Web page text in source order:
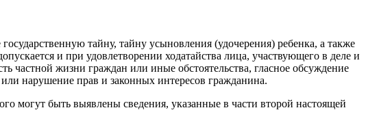
тайну, тайну усыновления (удочерения) ребенка, а также
и при удовлетворении ходатайства лица, участвующего в деле и
частной жизни граждан или иные обстоятельства, гласное обсуждение
нарушение прав и законных интересов гражданина.
могут быть выявлены сведения, указанные в части второй настоящей